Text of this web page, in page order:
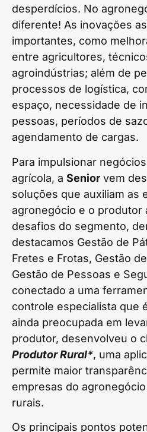
desperdícios. No
diferente! As inovações
importantes, como
entre agricultores,
agroindústrias; além de
processos de logística,
espaço, necessidade de
pessoas, períodos de
agendamento de cargas.
Para impulsionar
agrícola, a Senior vem
soluções que auxiliam as
agronegócio e o produtor
desafios do segmento,
destacamos Gestão de
Fretes e Frotas, Gestão
Gestão de Pessoas e
conectado a uma
controle especialista que
ainda preocupada em
produtor, desenvolveu o
Produtor Rural*, uma
permite maior
empresas do
rurais.
Os principais pontos